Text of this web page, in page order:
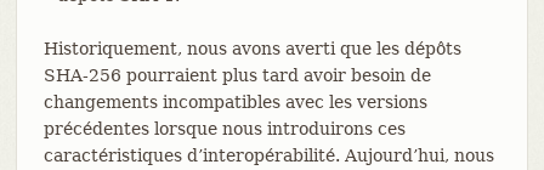
Historiquement, nous avons averti que les dépôts
SHA-256 pourraient plus tard avoir besoin de
changements incompatibles avec les versions
précédentes lorsque nous introduirons ces
caractéristiques d’interopérabilité. Aujourd’hui, nous